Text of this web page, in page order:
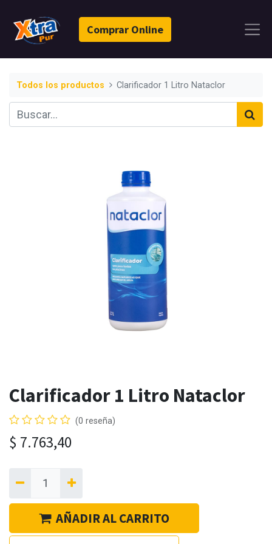
Comprar Online
Todos los productos Clarificador 1 Litro Nataclor
Clarificador 1 Litro Nataclor
(0 reseña)
$ 7.763,40
AÑADIR AL CARRITO